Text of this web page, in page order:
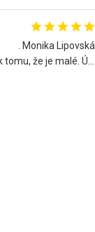
. Monika Lipovská